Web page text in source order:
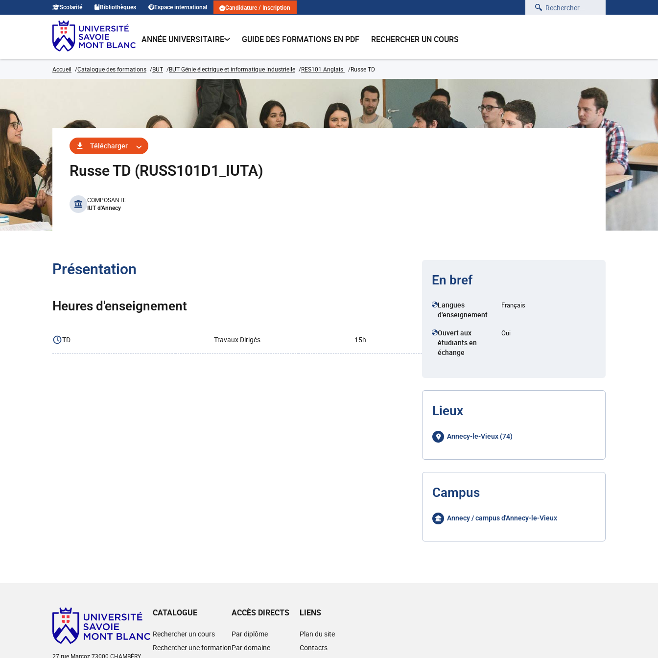
Scolarité Bibliothèques Espace international Candidature / Inscription Rechercher
ANNÉE UNIVERSITAIRE GUIDE DES FORMATIONS EN PDF RECHERCHER UN COURS
Accueil Catalogue des formations BUT BUT Génie électrique et informatique industrielle RES101 Anglais Russe TD
Télécharger
Russe TD (RUSS101D1_IUTA)
benefits
COMPOSANTE
IUT d'Annecy
Présentation
Heures d'enseignement
TD Travaux Dirigés 15h
En bref
Langues
d'enseignement
Français
Ouvert aux
étudiants en
échange
Oui
Lieux
Annecy-le-Vieux (74)
Campus
Annecy / campus d'Annecy-le-Vieux
27 rue Marcoz 73000 CHAMBÉRY
CATALOGUE
Rechercher un cours
Rechercher une formation
ACCÈS DIRECTS
Par diplôme
Par domaine
LIENS
Plan du site
Contacts